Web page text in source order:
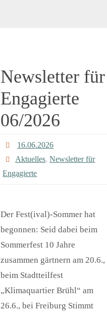
Newsletter für
Engagierte
06/2026
16.06.2026
Aktuelles,Newsletter für
Engagierte
Der Fest(ival)-Sommer hat
begonnen: Seid dabei beim
Sommerfest 10 Jahre
zusammen gärtnern am 20.6.,
beim Stadtteilfest
„Klimaquartier Brühl“ am
26.6., bei Freiburg Stimmt